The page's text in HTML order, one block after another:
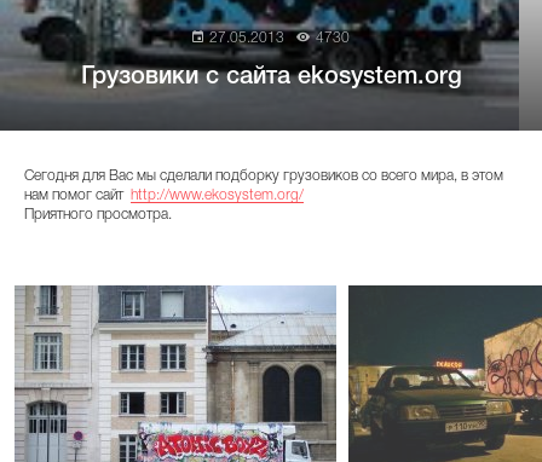
27.05.2013 4730
Грузовики с сайта ekosystem.org
Сегодня для Вас мы сделали подборку грузовиков со всего мира, в этом
нам помог сайт http://www.ekosystem.org/
Приятного просмотра.